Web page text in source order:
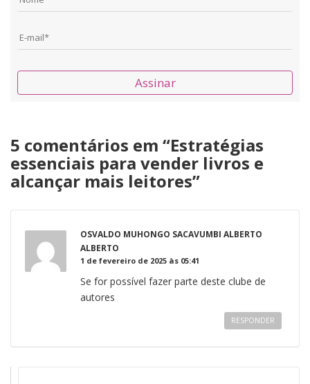
Assinar
5 comentários em “Estratégias
essenciais para vender livros e
alcançar mais leitores”
OSVALDO MUHONGO SACAVUMBI ALBERTO
ALBERTO
1 de fevereiro de 2025 às 05:41
Se for possível fazer parte deste clube de
autores
RESPONDER